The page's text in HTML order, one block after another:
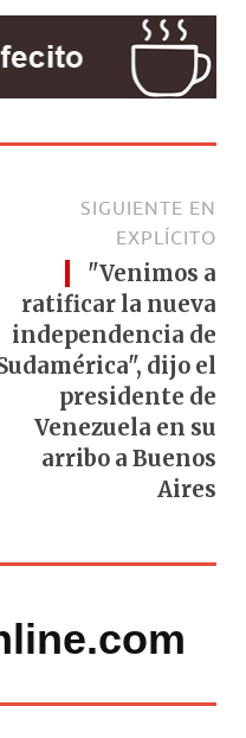
SIGUIENTE EN
EXPLÍCITO
"Venimos a
ratificar la nueva
independencia de
dijo el
presidente de
Venezuela en su
arribo a Buenos
Aires